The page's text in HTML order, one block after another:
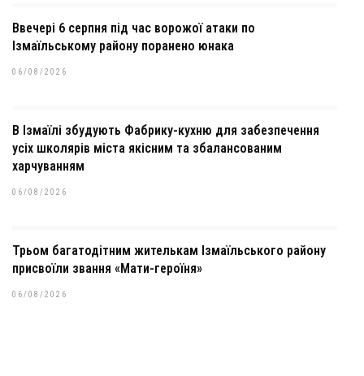
Ввечері 6 серпня під час ворожої атаки по
Ізмаїльському району поранено юнака
06/08/2026
В Ізмаїлі збудують Фабрику-кухню для забезпечення
усіх школярів міста якісним та збалансованим
харчуванням
06/08/2026
Трьом багатодітним жителькам Ізмаїльського району
присвоїли звання «Мати-героїня»
06/08/2026